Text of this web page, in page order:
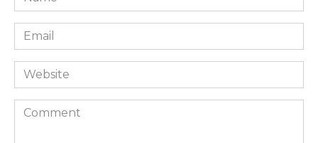
*
Email
*
Website
Comment